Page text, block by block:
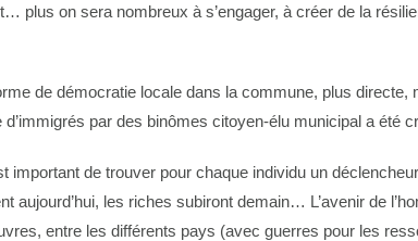
plus on sera nombreux à s’engager, à créer de la
de démocratie locale dans la commune, plus
par des binômes citoyen-élu municipal a été
important de trouver pour chaque individu un
les riches subiront demain… L’avenir de
entre les différents pays (avec guerres pour les